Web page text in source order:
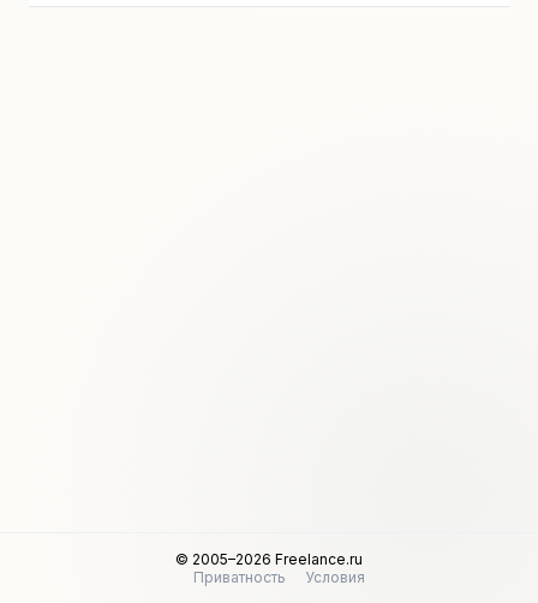
© 2005–2026 Freelance.ru
Приватность
Условия